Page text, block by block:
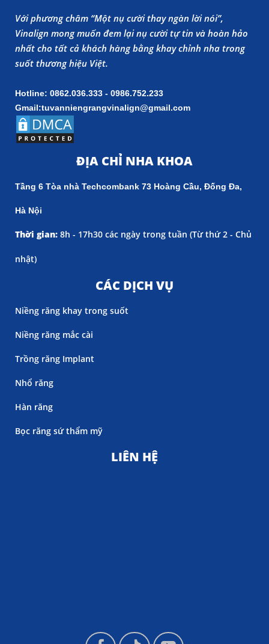
Với phương châm “Một nụ cười thay ngàn lời nói”,
Vinalign mong muốn đem lại nụ cười tự tin và hoàn hảo
nhất cho tất cả khách hàng bằng khay chỉnh nha trong
suốt thương hiệu Việt.
Hotline: 0862.036.333 - 0986.752.233
Gmail:tuvanniengrangvinalign@gmail.com
ĐỊA CHỈ NHA KHOA
Tầng 6 Tòa nhà Techcombank 73 Hoàng Cầu, Đống Đa,
Hà Nội
Thời gian: 8h - 17h30 các ngày trong tuần (Từ thứ 2 - Chủ
nhật)
CÁC DỊCH VỤ
Niềng răng khay trong suốt
Niềng răng mắc cài
Trồng răng Implant
Nhổ răng
Hàn răng
Bọc răng sứ thẩm mỹ
LIÊN HỆ